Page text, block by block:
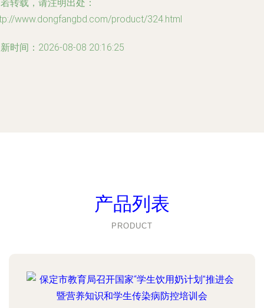
转载，请注明出处：
www.dongfangbd.com/product/324.html
时间：2026-08-08 20:16:25
产品列表
PRODUCT